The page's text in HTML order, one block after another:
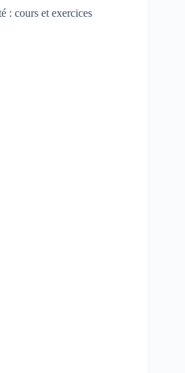
: cours et exercices